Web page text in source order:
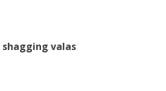
shagging valas: